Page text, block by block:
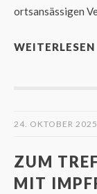
ortsansässigen
WEITERLESEN
24. OKTOBER 2025
ZUM
MIT